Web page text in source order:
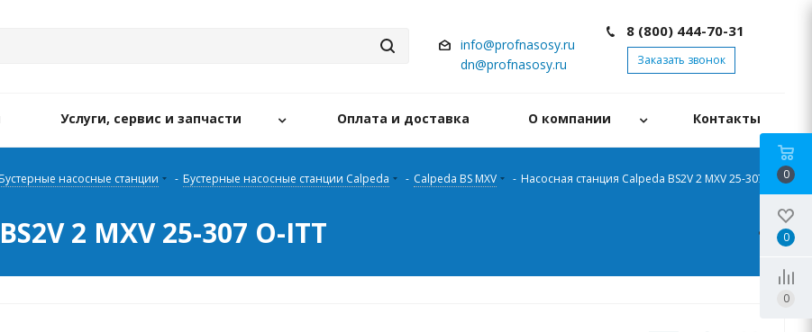
info@profnasosy.ru
dn@profnasosy.ru
8 (800) 444-70-31
Заказать звонок
Услуги, сервис и запчасти Оплата и доставка О компании Контакты
Бустерные насосные станции - Бустерные насосные станции Calpeda - Calpeda BS MXV - Насосная станция Calpeda BS2V 2 MXV 25-307 O-
2 MXV 25-307 O-ITT
0
0
0